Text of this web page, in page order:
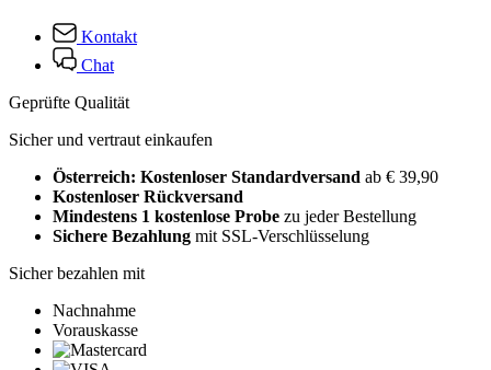
Kontakt
Chat
Geprüfte Qualität
Sicher und vertraut einkaufen
Österreich: Kostenloser Standardversand ab € 39,90
Kostenloser Rückversand
Mindestens 1 kostenlose Probe zu jeder Bestellung
Sichere Bezahlung mit SSL-Verschlüsselung
Sicher bezahlen mit
Nachnahme
Vorauskasse